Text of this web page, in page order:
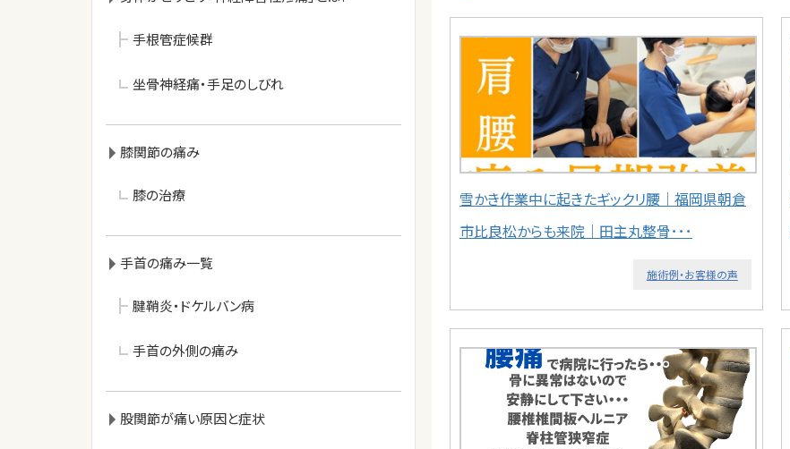
雪かき作業中に起きたギックリ腰｜福岡県朝倉
市比良松からも来院｜田主丸整骨･･･
施術例・お客様の声
手根管症候群
坐骨神経痛・手足のしびれ
膝関節の痛み
膝の治療
手首の痛み一覧
腱鞘炎・ドケルバン病
手首の外側の痛み
股関節が痛い原因と症状